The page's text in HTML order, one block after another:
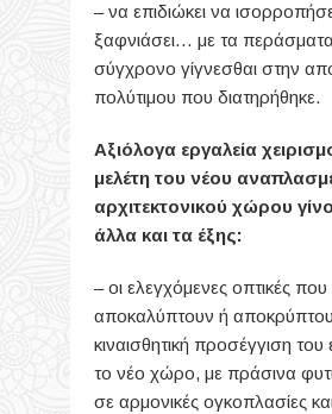
– να επιδιώκει να
ξαφνιάσει… με τα
σύγχρονο γίγνεσθαι στην
πολύτιμου που διατηρήθηκε.
Αξιόλογα εργαλεία
μελέτη του νέου
αρχιτεκτονικού χώρου
άλλα και τα έξης:
– οι ελεγχόμενες οπτικές που
αποκαλύπτουν ή
κιναισθητική προσέγγιση
το νέο χώρο, με πράσινα
σε αρμονικές ογκοπλασίες